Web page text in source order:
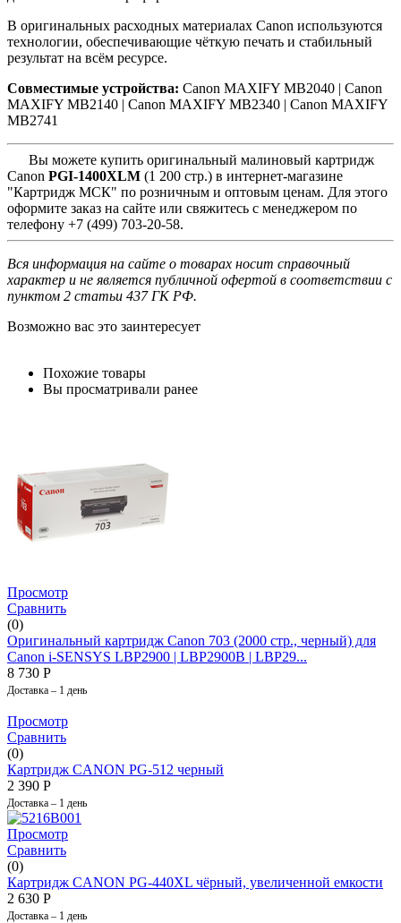
В оригинальных расходных материалах Canon используются
технологии, обеспечивающие чёткую печать и стабильный
результат на всём ресурсе.
Совместимые устройства: Canon MAXIFY MB2040 | Canon
MAXIFY MB2140 | Canon MAXIFY MB2340 | Canon MAXIFY
MB2741
Вы можете купить оригинальный малиновый картридж
Canon PGI-1400XLM (1 200 стр.) в интернет-магазине
"Картридж МСК" по розничным и оптовым ценам. Для этого
оформите заказ на сайте или свяжитесь с менеджером по
телефону +7 (499) 703-20-58.
Вся информация на сайте о товарах носит справочный
характер и не является публичной офертой в соответствии с
пунктом 2 статьи 437 ГК РФ.
Возможно вас это заинтересует
Похожие товары
Вы просматривали ранее
Просмотр
Сравнить
(0)
Оригинальный картридж Canon 703 (2000 стр., черный) для
Canon i-SENSYS LBP2900 | LBP2900B | LBP29...
8 730 Р
Доставка – 1 день
Просмотр
Сравнить
(0)
Картридж CANON PG-512 черный
2 390 Р
Доставка – 1 день
Просмотр
Сравнить
(0)
Картридж CANON PG-440XL чёрный, увеличенной емкости
2 630 Р
Доставка – 1 день